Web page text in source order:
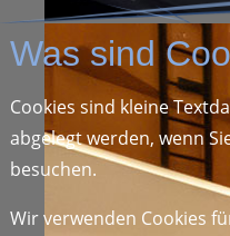
Was sind
Cookies sind kleine
abgelegt werden, wenn
besuchen.
Wir verwenden Cookies